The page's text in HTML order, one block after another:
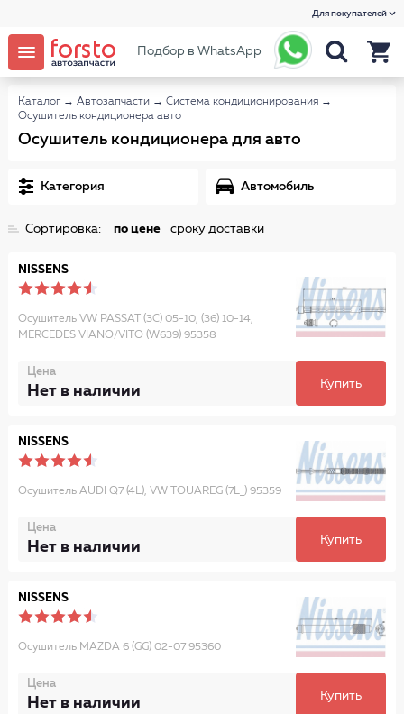
Для покупателей
Подбор в WhatsApp
Каталог → Автозапчасти → Система кондиционирования →
Осушитель кондиционера авто
Осушитель кондиционера для авто
Категория Автомобиль
Сортировка: по цене сроку доставки
NISSENS
Осушитель VW PASSAT (3C) 05-10, (36) 10-14,
MERCEDES VIANO/VITO (W639) 95358
Цена
Нет в наличии Купить
NISSENS
Осушитель AUDI Q7 (4L), VW TOUAREG (7L_) 95359
Цена
Нет в наличии Купить
NISSENS
Осушитель MAZDA 6 (GG) 02-07 95360
Цена
Нет в наличии Купить